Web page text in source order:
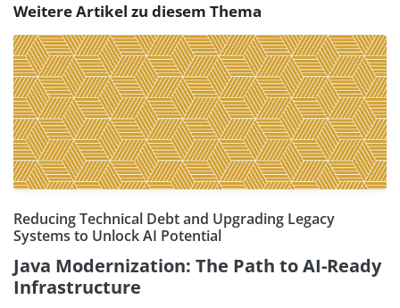
Weitere Artikel zu diesem Thema
Reducing Technical Debt and Upgrading Legacy
Systems to Unlock AI Potential
Java Modernization: The Path to AI-Ready
Infrastructure